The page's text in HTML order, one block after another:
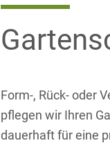
Form-, Rück- oder
pflegen wir Ihren
dauerhaft für eine